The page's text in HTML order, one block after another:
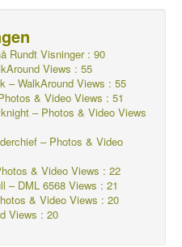
Rundt Visninger : 90
Views : 55
– WalkAround Views : 55
& Video Views : 51
– Photos & Video Views
– Photos & Video
& Video Views : 22
– DML 6568 Views : 21
& Video Views : 20
Views : 20